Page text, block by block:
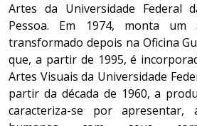
Artes da Universidade Federal
Pessoa. Em 1974, monta um
transformado depois na Oficina
que, a partir de 1995, é
Artes Visuais da Universidade
partir da década de 1960, a
caracteriza-se por